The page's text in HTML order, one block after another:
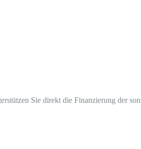
Sie direkt die Finanzierung der